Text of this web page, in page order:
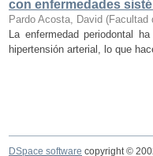
con enfermedades
Pardo Acosta, David (Facultad
La enfermedad periodontal
hipertensión arterial, lo que
DSpace software copyright ©